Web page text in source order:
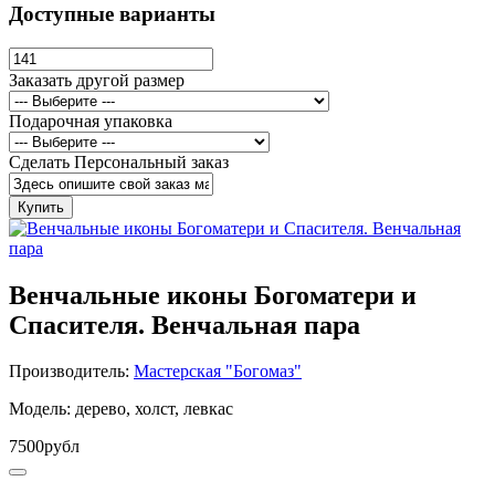
Доступные варианты
Заказать другой размер
Подарочная упаковка
Сделать Персональный заказ
Купить
Венчальные иконы Богоматери и
Спасителя. Венчальная пара
Производитель: Мастерская "Богомаз"
Модель: дерево, холст, левкас
7500рубл